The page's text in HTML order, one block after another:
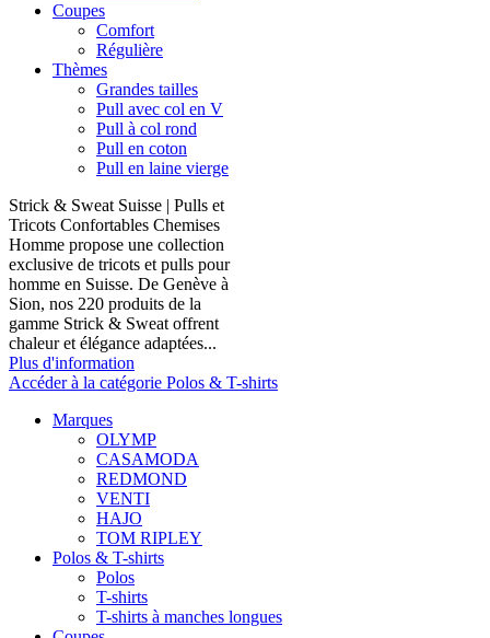
Coupes
Comfort
Régulière
Thèmes
Grandes tailles
Pull avec col en V
Pull à col rond
Pull en coton
Pull en laine vierge
Strick & Sweat Suisse | Pulls et
Tricots Confortables Chemises
Homme propose une collection
exclusive de tricots et pulls pour
homme en Suisse. De Genève à
Sion, nos 220 produits de la
gamme Strick & Sweat offrent
chaleur et élégance adaptées...
Plus d'information
Accéder à la catégorie Polos & T-shirts
Marques
OLYMP
CASAMODA
REDMOND
VENTI
HAJO
TOM RIPLEY
Polos & T-shirts
Polos
T-shirts
T-shirts à manches longues